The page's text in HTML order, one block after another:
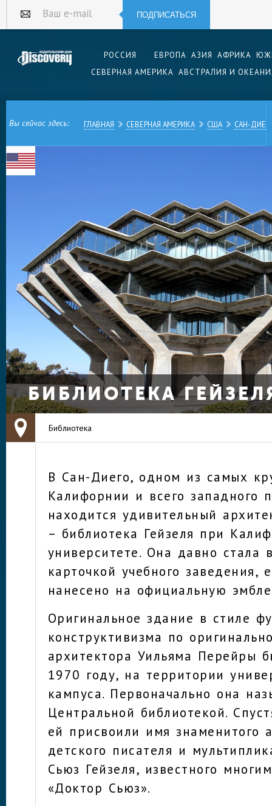
Ваш e-mail ПОДПИСАТЬСЯ
РОССИЯ ЕВРОПА АЗИЯ АФРИКА
СЕВЕРНАЯ АМЕРИКА АВСТРАЛИЯ И
Вы сейчас здесь: ГЛАВНАЯ СЕВЕРНАЯ АМЕРИКА США САН-
БИБЛИОТЕКА
Библиотека
В Сан-Диего, одном из самых
Калифорнии и всего западного
находится удивительный
– библиотека Гейзеля при
университете. Она давно стала
карточкой учебного заведения,
нанесено на официальную
Оригинальное здание в стиле
конструктивизма по
архитектора Уильяма Перейры
1970 году, на территории
кампуса. Первоначально она
Центральной библиотекой.
ей присвоили имя знаменитого
детского писателя и
Сьюз Гейзеля, известного
«Доктор Сьюз».